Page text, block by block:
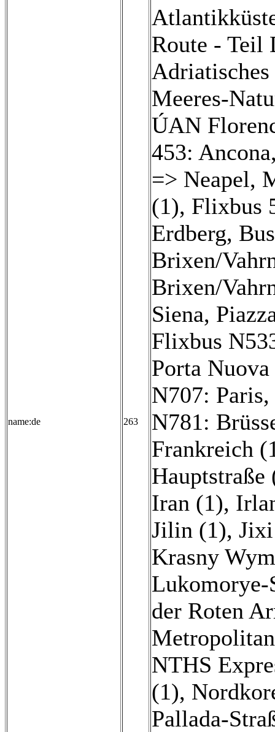
name:de 263
Route - Teil
Meeres-
ÚAN
453:
=> Neapel,
(1), Flixbus
Erdberg,
Brixen/
Brixen/
Siena,
Flixbus
Porta
N707:
N781:
Frankreich
Hauptstraße
Iran (1),
Jilin (1),
Krasny
Lukomorye-
der Roten
NTHS
(1),
Pallada-